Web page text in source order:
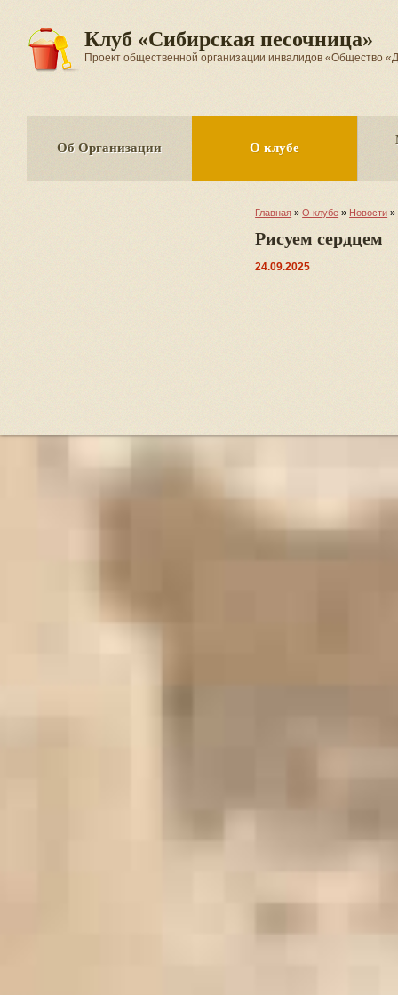
Клуб «Сибирская песочница»
Проект общественной организации инвалидов
Об Организации О клубе
Главная »О клубе » Новости »
Рисуем сердцем
24.09.2025